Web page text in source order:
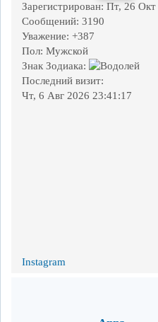
Зарегистрирован: Пт, 26 Окт
Сообщений: 3190
Уважение: +387
Пол: Мужской
Знак Зодиака:
Последний визит:
Чт, 6 Авг 2026 23:41:17
Instagram